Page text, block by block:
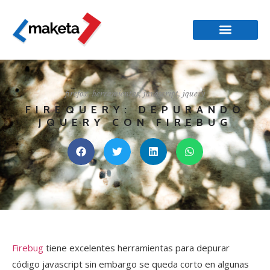
firefox, herramientas,javascript, jquery
FIREQUERY: DEPURANDO
JQUERY CON FIREBUG
Firebug tiene excelentes herramientas para depurar
código javascript sin embargo se queda corto en algunas